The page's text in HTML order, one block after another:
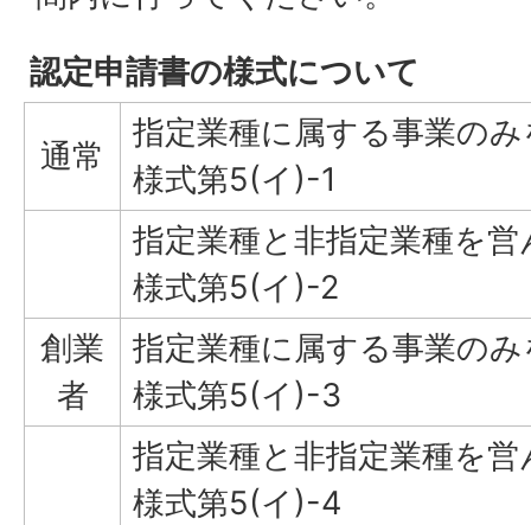
認定申請書の様式について
通常
指定業種に属する事業の
様式第5(イ)-1
指定業種と非指定業種
様式第5(イ)-2
創業
者
指定業種に属する事業の
様式第5(イ)-3
指定業種と非指定業種
様式第5(イ)-4